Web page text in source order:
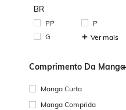
BR
PP
P
G
Ver mais
Comprimento Da Manga
Manga Curta
Manga Comprida